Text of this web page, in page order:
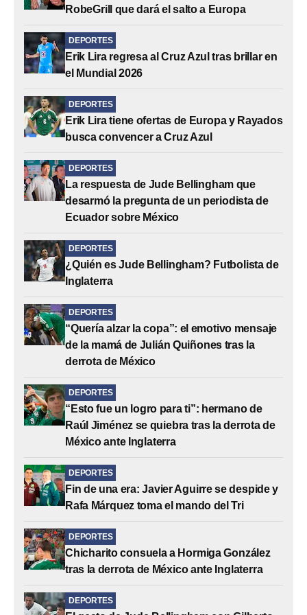
RobeGrill que dará el salto a Europa
DEPORTES
Erik Lira regresa al Cruz Azul tras brillar en
el Mundial 2026
DEPORTES
Erik Lira tiene ofertas de Europa y Rayados
busca convencer a Cruz Azul
DEPORTES
La respuesta de Jude Bellingham que
desarmó la pregunta de un periodista de
Ecuador sobre México
DEPORTES
¿Quién es Jude Bellingham? Futbolista de
Inglaterra
DEPORTES
“Quería alzar la copa”: el emotivo mensaje
de la mamá de Julián Quiñones tras la
derrota de México
DEPORTES
“Esto fue un logro para ti”: hermano de
Raúl Jiménez se quiebra tras la derrota de
México ante Inglaterra
DEPORTES
Fin de una era: Javier Aguirre se despide y
Rafa Márquez toma el mando del Tri
DEPORTES
Chicharito consuela a Hormiga González
tras la derrota de México ante Inglaterra
DEPORTES